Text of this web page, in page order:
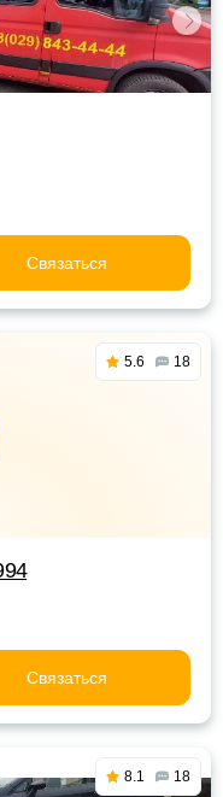
Связаться
5.6 18
Связаться
8.1 18